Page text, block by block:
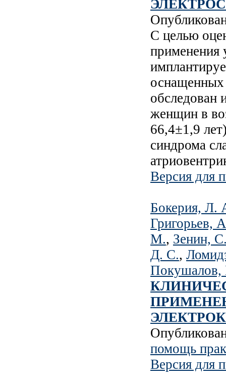
С целью
применения
обследован
женщин в
66,4±1,9
синдрома
Версия для
Бокерия, Л.
Григорьев,
М., Зенин,
Д. С.,
помощь
Версия для